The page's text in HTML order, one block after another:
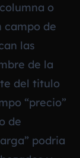
o
campo de
las
de la
del titulo
“precio”
de
podria